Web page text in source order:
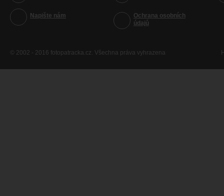
Napište nám
Ochrana osobních
údajů
© 2002 - 2016 fotopatracka.cz. Všechna práva vyhrazena